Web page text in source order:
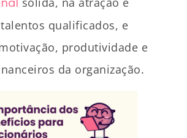
qualificados, e
produtividade e
da organização.